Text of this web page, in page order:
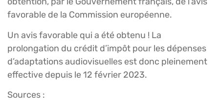
favorable de la Commission européenne.
Un avis favorable qui a été obtenu ! La
prolongation du crédit d’impôt pour les dépenses
d’adaptations audiovisuelles est donc pleinement
effective depuis le 12 février 2023.
Sources :